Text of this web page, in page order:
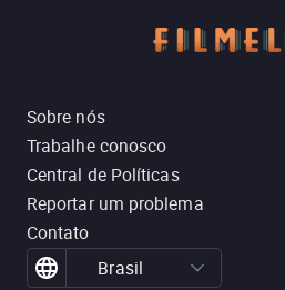
Sobre nós
Trabalhe conosco
Central de Políticas
Reportar um problema
Contato
Brasil